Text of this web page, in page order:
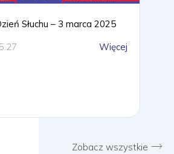
Słuchu – 3 marca 2025
Więcej
Zobacz wszystkie